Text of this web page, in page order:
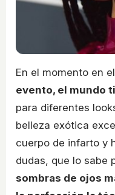
En el momento en
evento, el mundo
para diferentes
belleza exótica
cuerpo de infarto y
dudas, que lo sabe
sombras de ojos